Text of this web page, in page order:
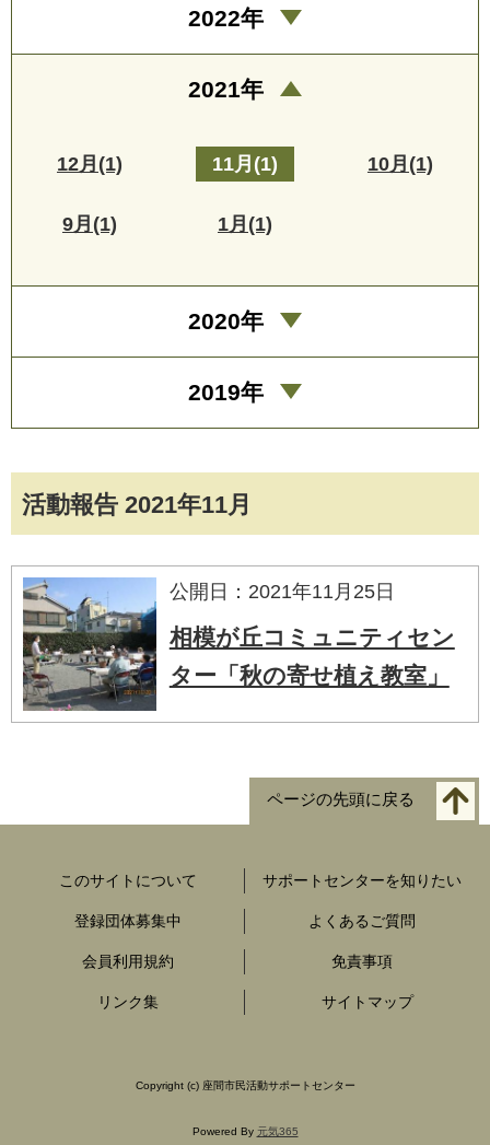
活動報告 2021年11月
公開日：2021年11月25日
相模が丘コミュニティセン
ター「秋の寄せ植え教室」
2022年
2021年
12月(1) 11月(1) 10月(1)
9月(1) 1月(1)
2020年
2019年
ページの先頭に戻る
このサイトについて サポートセンターを知りたい
登録団体募集中 よくあるご質問
会員利用規約 免責事項
リンク集 サイトマップ
Copyright (c) 座間市民活動サポートセンター
Powered By 元気365